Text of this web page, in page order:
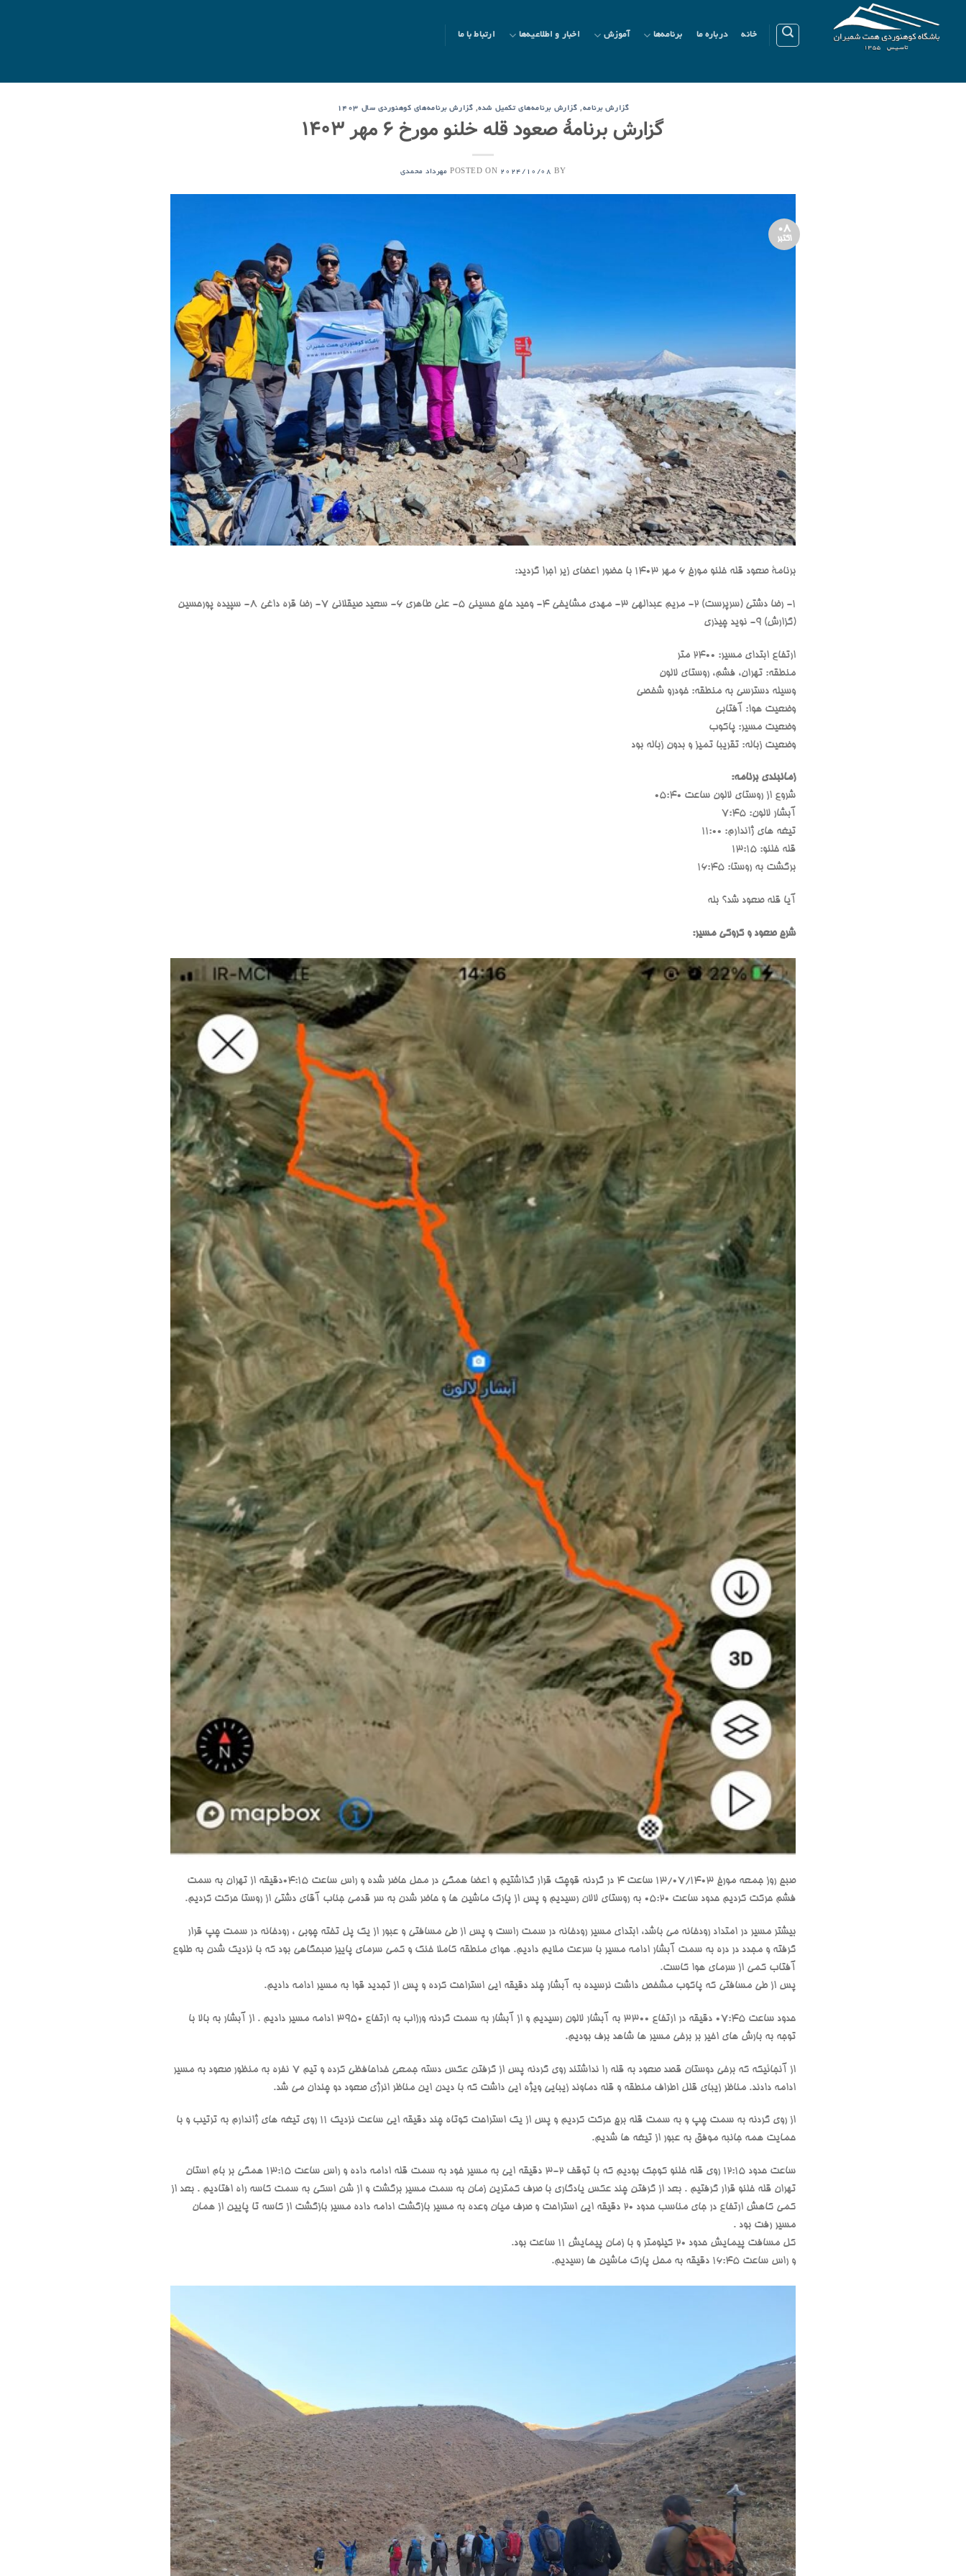
content
خانه درباره ما برنامه‌ها آموزش اخبار و اطلاعیه‌ها ارتباط با ما
گزارش برنامه, گزارش برنامه‌های تکمیل شده, گزارش برنامه‌های کوهنوردی سال ۱۴۰۳
گزارش برنامۀ صعود قله خلنو مورخ ۶ مهر ۱۴۰۳
POSTED ON 2024/10/08 BY مهرداد محمدی
08
اکتبر
برنامۀ صعود قله خلنو مورخ ۶ مهر ۱۴۰۳ با حضور اعضای زیر اجرا گردید:
۱- رضا دشتی (سرپرست) ۲- مریم عبدالهی ۳- مهدی مشایخی ۴- وحید حاج حسینی ۵- علی طاهری ۶- سعید صیقلانی ۷- رضا قره داغی ۸- سپیده پورحسین
(گزارش) ۹- نوید چیذری
ارتفاع ابتدای مسیر: 2400 متر
منطقه: تهران، فشم، روستای لالون
وسیله دسترسی به منطقه: خودرو شخصی
وضعیت هوا: آفتابی
وضعیت مسیر: پاکوب
وضعیت زباله: تقریبا تمیز و بدون زباله بود
زمانبندی برنامه:
شروع از روستای لالون ساعت 05:40
آبشار لالون: 7:45
تیغه های ژاندارم: 11:00
قله خلنو: 13:15
برگشت به روستا: 16:45
آیا قله صعود شد؟ بله
شرح صعود و کروکی مسیر:
صبح روز جمعه مورخ 13/07/1403 ساعت 4 در گردنه قوچک قرار گذاشتیم و اعضا همگی در محل حاضر شده و راس ساعت 04:15دقیقه از تهران به سمت
فشم حرکت کردیم حدود ساعت 05:20 به روستای لالان رسیدیم و پس از پارک ماشین ها و حاضر شدن به سر قدمی جناب آقای دشتی از روستا حرکت کردیم.
بیشتر مسیر در امتداد رودخانه می باشد، ابتدای مسیر رودخانه در سمت راست و پس از طی مسافتی و عبور از یک پل تخته چوبی ، رودخانه در سمت چپ قرار
گرفته و مجدد در دره به سمت آبشار ادامه مسیر با سرعت ملایم دادیم. هوای منطقه کاملا خنک و کمی سرمای پاییز صبحگاهی بود که با نزدیک شدن به طلوع
آفتاب کمی از سرمای هوا کاست.
پس از طی مسافتی که پاکوب مشخص داشت نرسیده به آبشار چند دقیقه ایی استراحت کرده و پس از تجدید قوا به مسیر ادامه دادیم.
حدود ساعت 07:45 دقیقه در ارتفاع 3300 به آبشار لالون رسیدیم و از آبشار به سمت گردنه ورزاب به ارتفاع 3950 ادامه مسیر دادیم . از آبشار به بالا با
توجه به بارش های اخیر بر برخی مسیر ها شاهد برف بودیم.
از آنجائیکه که برخی دوستان قصد صعود به قله را نداشتند روی گردنه پس از گرفتن عکس دسته جمعی خداحافظی کرده و تیم 7 نفره به منظور صعود به مسیر
ادامه دادند. مناظر زیبای قلل اطراف منطقه و قله دماوند زیبایی ویژه ایی داشت که با دیدن این مناظر انرژی صعود دو چندان می شد.
از روی گردنه به سمت چپ و به سمت قله برج حرکت کردیم و پس از یک استراحت کوتاه چند دقیقه ایی ساعت نزدیک 11 روی تیغه های ژاندارم به ترتیب و با
حمایت همه جانبه موفق به عبور از تیغه ها شدیم.
ساعت حدود 12:15 روی قله خلنو کوجک بودیم که با توقف 2-3 دقیقه ایی به مسیر خود به سمت قله ادامه داده و راس ساعت 13:15 همگی بر بام استان
تهران قله خلنو قرار گرفتیم . بعد از گرفتن چند عکس یادگاری با صرف کمترین زمان به سمت مسیر برگشت و از شن اسکی به سمت کاسه راه افتادیم . بعد از
کمی کاهش ارتفاع در جای مناسب حدود 20 دقیقه ایی استراحت و صرف میان وعده به مسیر بازگشت ادامه داده مسیر بازگشت از کاسه تا پایین از همان
مسیر رفت بود .
کل مسافت پیمایش حدود 20 کیلومتر و با زمان پیمایش 11 ساعت بود.
و راس ساعت 16:45 دقیقه به محل پارک ماشین ها رسیدیم.